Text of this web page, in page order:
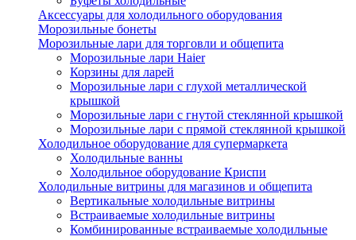
Аксессуары для холодильного оборудования
Морозильные бонеты
Морозильные лари для торговли и общепита
Морозильные лари Haier
Корзины для ларей
Морозильные лари с глухой металлической
крышкой
Морозильные лари с гнутой стеклянной крышкой
Морозильные лари с прямой стеклянной крышкой
Холодильное оборудование для супермаркета
Холодильные ванны
Холодильное оборудование Криспи
Холодильные витрины для магазинов и общепита
Вертикальные холодильные витрины
Встраиваемые холодильные витрины
Комбинированные встраиваемые холодильные